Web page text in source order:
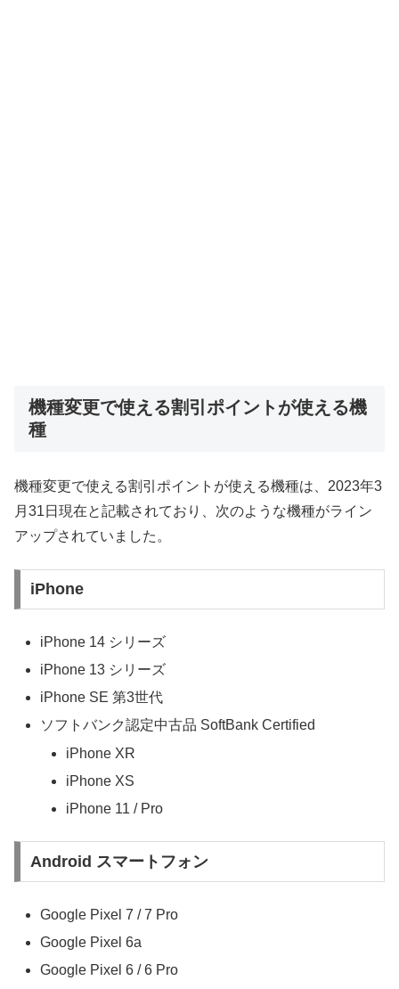
機種変更で使える割引ポイントが使える機
種
機種変更で使える割引ポイントが使える機種は、2023年3
月31日現在と記載されており、次のような機種がライン
アップされていました。
iPhone
iPhone 14 シリーズ
iPhone 13 シリーズ
iPhone SE 第3世代
ソフトバンク認定中古品 SoftBank Certified
iPhone XR
iPhone XS
iPhone 11 / Pro
Android スマートフォン
Google Pixel 7 / 7 Pro
Google Pixel 6a
Google Pixel 6 / 6 Pro